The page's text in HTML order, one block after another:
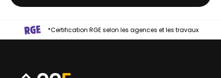
*Certification RGE selon les agences et les travaux